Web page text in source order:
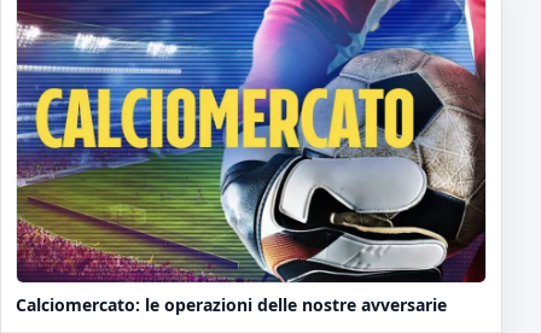
Calciomercato: le operazioni delle nostre avversarie